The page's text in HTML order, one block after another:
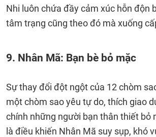
Nhi luôn chứa đầy cảm xúc hỗn độn
tâm trạng cũng theo đó mà xuống
9. Nhân Mã: Bạn bè bỏ mặc
Sự thay đổi đột ngột của 12 chòm
một chòm sao yêu tự do, thích giao
chính những người bạn thân thiết bỏ
là điều khiến Nhân Mã suy sụp, khó